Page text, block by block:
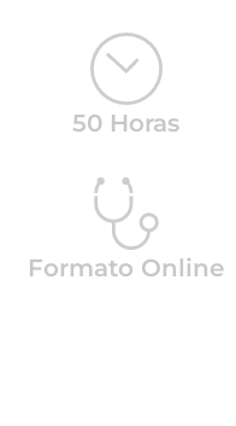
50 Horas
Formato Online